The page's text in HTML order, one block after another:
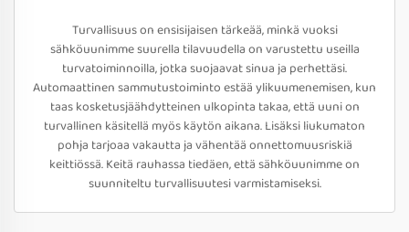
Turvallisuus on ensisijaisen tärkeää, minkä vuoksi
sähköuunimme suurella tilavuudella on varustettu useilla
turvatoiminnoilla, jotka suojaavat sinua ja perhettäsi.
Automaattinen sammutustoiminto estää ylikuumenemisen, kun
taas kosketusjäähdytteinen ulkopinta takaa, että uuni on
turvallinen käsitellä myös käytön aikana. Lisäksi liukumaton
pohja tarjoaa vakautta ja vähentää onnettomuusriskiä
keittiössä. Keitä rauhassa tiedäen, että sähköuunimme on
suunniteltu turvallisuutesi varmistamiseksi.